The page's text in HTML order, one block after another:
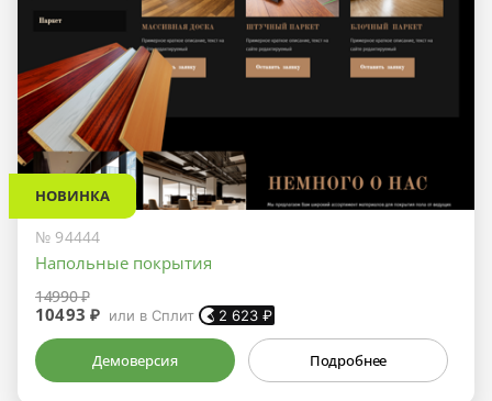
НОВИНКА
№ 94444
Напольные покрытия
14990 ₽
10493 ₽ или в Сплит 2 623 ₽
Демоверсия Подробнее